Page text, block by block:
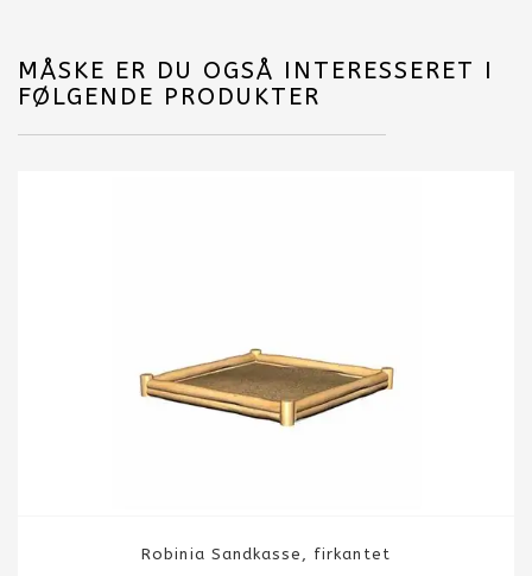
MÅSKE ER DU OGSÅ INTERESSERET I
FØLGENDE PRODUKTER
Robinia Sandkasse, firkantet